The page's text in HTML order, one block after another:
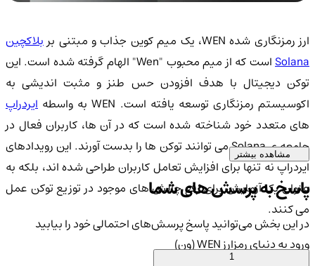
ارز رمزنگاری شده WEN، یک میم کوین جذاب و مبتنی بر
بلاکچین
Solana
است که از میم محبوب "Wen" الهام گرفته شده است. این
توکن دیجیتال با هدف افزودن حس طنز و مثبت اندیشی به
اکوسیستم رمزنگاری توسعه یافته است. WEN به واسطه
ایردراپ
های متعدد خود شناخته شده است که در آن ها، کاربران فعال در
جامعه ی Solana می توانند توکن ها را بدست آورند. این رویدادهای
ایردراپ نه تنها برای افزایش تعامل کاربران طراحی شده اند، بلکه به
عنوان یک آزمایش برای رفع چالش های موجود در توزیع توکن عمل
می کنند.
ورود به دنیای رمزارز WEN (وِن)
مشاهده بیشتر
پاسخ به پرسش های شما
در این بخش می‌توانید پاسخ پرسش‌های احتمالی خود را بیابید